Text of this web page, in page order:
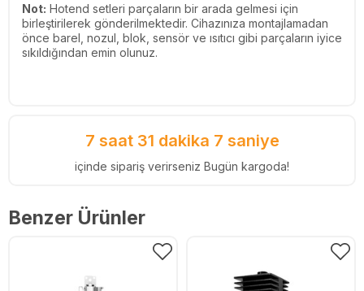
Not: Hotend setleri parçaların bir arada gelmesi için
birleştirilerek gönderilmektedir. Cihazınıza montajlamadan
önce barel, nozul, blok, sensör ve ısıtıcı gibi parçaların iyice
sıkıldığından emin olunuz.
7 saat 31 dakika 6 saniye
içinde sipariş verirseniz Bugün kargoda!
Benzer Ürünler